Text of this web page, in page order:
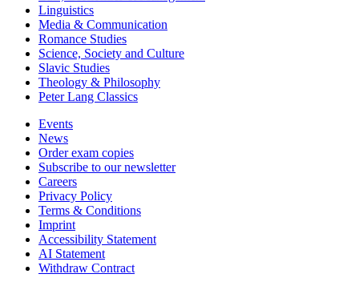
Linguistics
Media & Communication
Romance Studies
Science, Society and Culture
Slavic Studies
Theology & Philosophy
Peter Lang Classics
Events
News
Order exam copies
Subscribe to our newsletter
Careers
Privacy Policy
Terms & Conditions
Imprint
Accessibility Statement
AI Statement
Withdraw Contract